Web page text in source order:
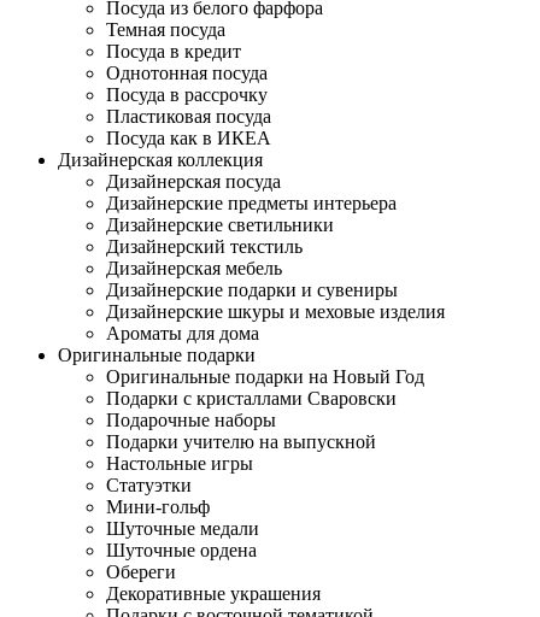
Посуда из белого фарфора
Темная посуда
Посуда в кредит
Однотонная посуда
Посуда в рассрочку
Пластиковая посуда
Посуда как в ИКЕА
Дизайнерская коллекция
Дизайнерская посуда
Дизайнерские предметы интерьера
Дизайнерские светильники
Дизайнерский текстиль
Дизайнерская мебель
Дизайнерские подарки и сувениры
Дизайнерские шкуры и меховые изделия
Ароматы для дома
Оригинальные подарки
Оригинальные подарки на Новый Год
Подарки с кристаллами Сваровски
Подарочные наборы
Подарки учителю на выпускной
Настольные игры
Статуэтки
Мини-гольф
Шуточные медали
Шуточные ордена
Обереги
Декоративные украшения